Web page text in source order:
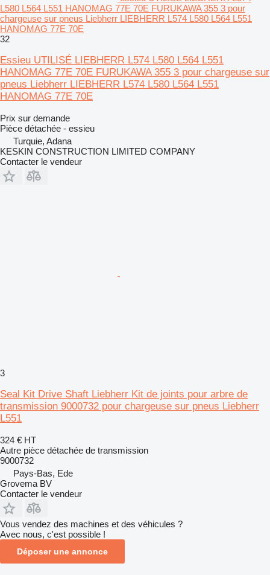
L580 L564 L551 HANOMAG 77E 70E FURUKAWA 355 3 pour
chargeuse sur pneus Liebherr LIEBHERR L574 L580 L564 L551
HANOMAG 77E 70E
32
Essieu UTILISÉ LIEBHERR L574 L580 L564 L551
HANOMAG 77E 70E FURUKAWA 355 3 pour chargeuse sur
pneus Liebherr LIEBHERR L574 L580 L564 L551
HANOMAG 77E 70E
Prix sur demande
Pièce détachée - essieu
Turquie, Adana
KESKIN CONSTRUCTION LIMITED COMPANY
Contacter le vendeur
3
Seal Kit Drive Shaft Liebherr Kit de joints pour arbre de
transmission 9000732 pour chargeuse sur pneus Liebherr
L551
324 € HT
Autre pièce détachée de transmission
9000732
Pays-Bas, Ede
Grovema BV
Contacter le vendeur
Vous vendez des machines et des véhicules ?
Avec nous, c'est possible !
Déposer une annonce